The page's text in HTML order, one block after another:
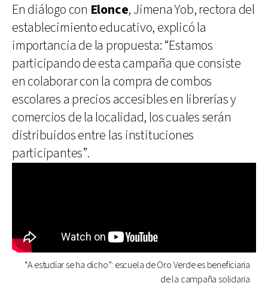
En diálogo con Elonce, Jimena Yob, rectora del
establecimiento educativo, explicó la
importancia de la propuesta: “Estamos
participando de esta campaña que consiste
en colaborar con la compra de combos
escolares a precios accesibles en librerías y
comercios de la localidad, los cuales serán
distribuidos entre las instituciones
participantes”.
“A estudiar se ha dicho”: escuela de Oro Verde es beneficiaria
de la campaña solidaria